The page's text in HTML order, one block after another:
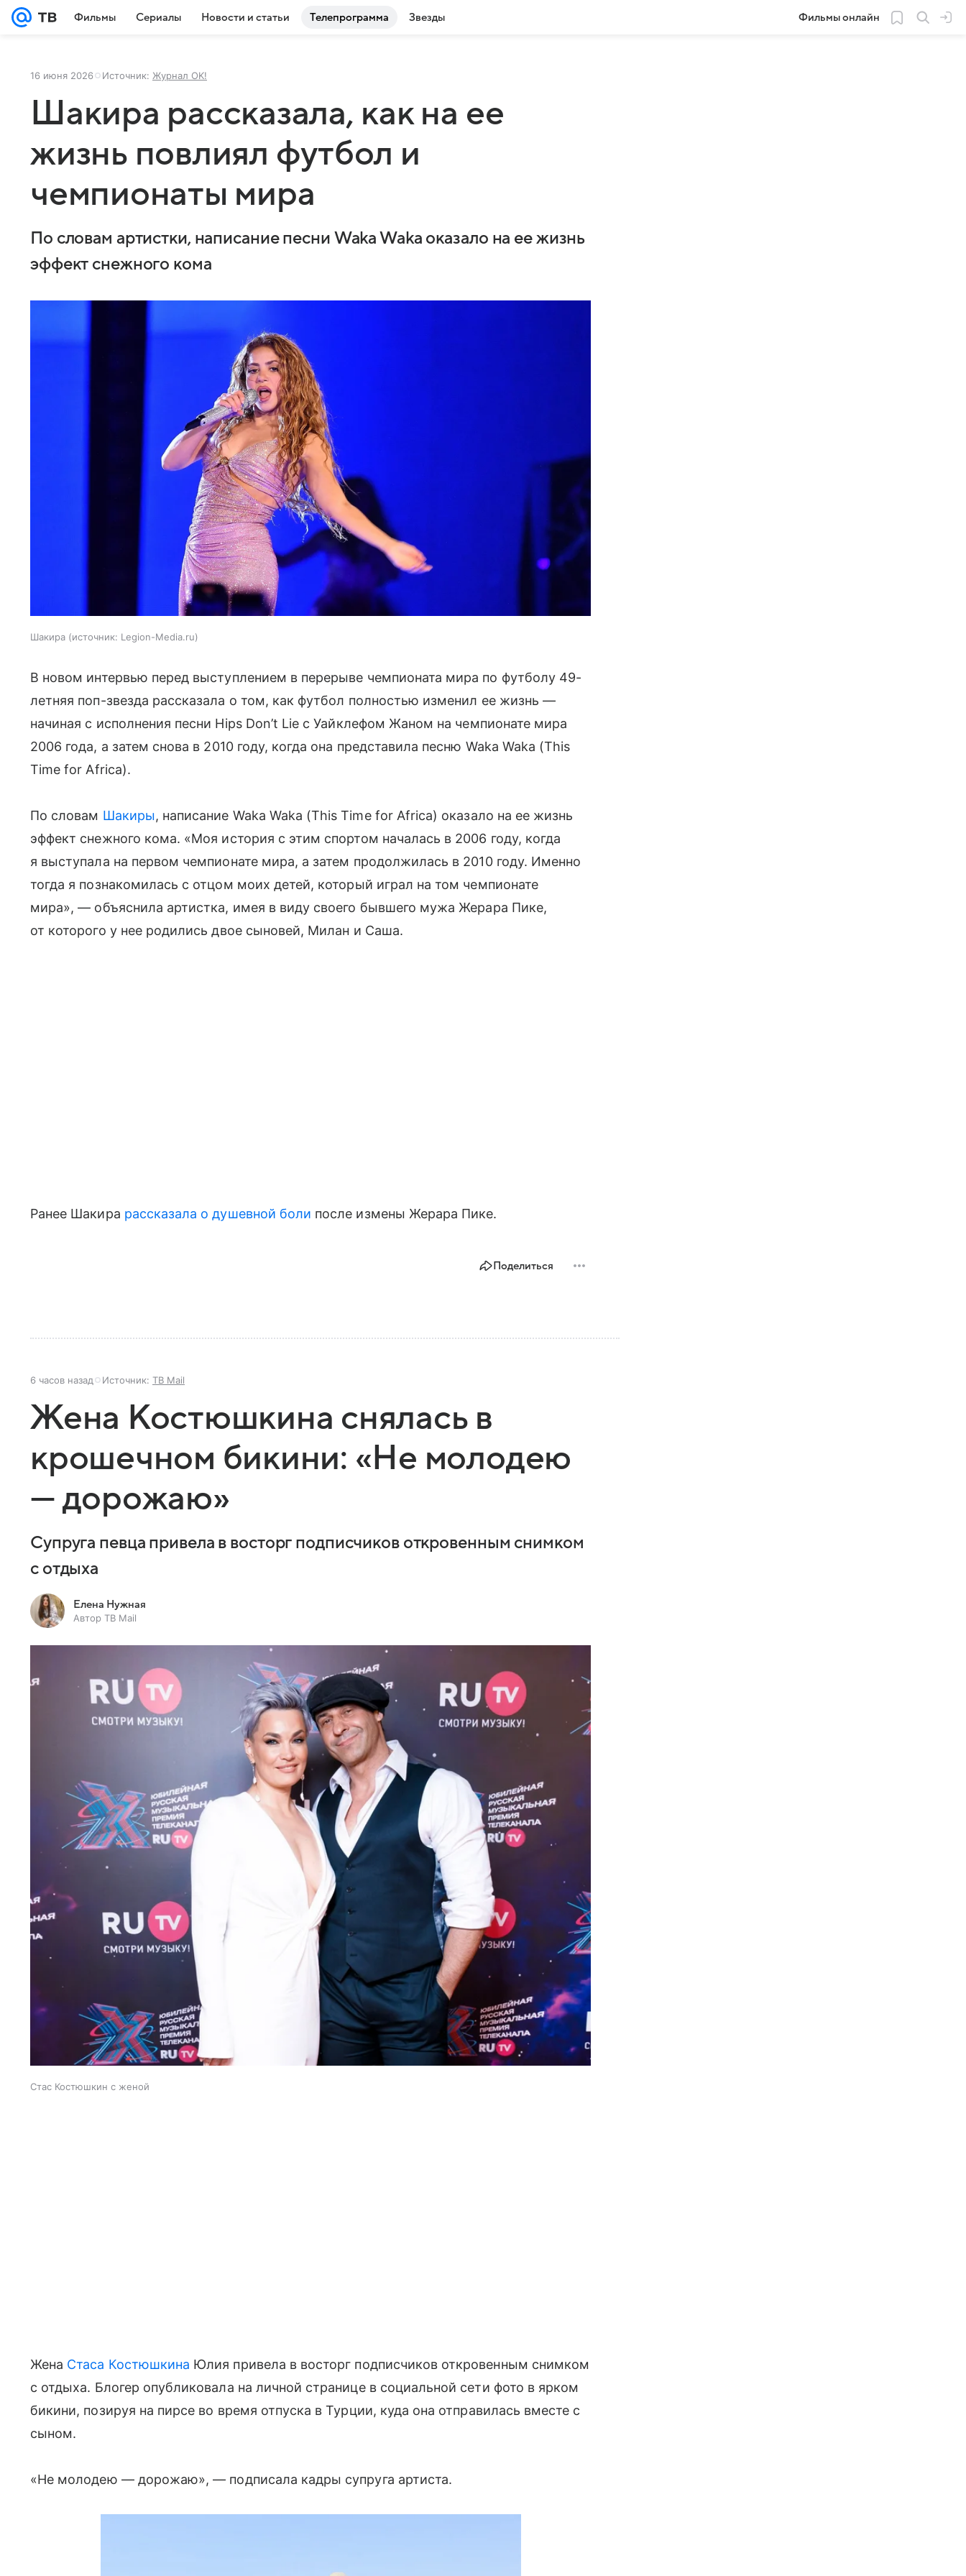
Фильмы Сериалы Новости и статьи Телепрограмма Звезды Фильмы онлайн
16 июня 2026 Источник: Журнал OK!
Шакира рассказала, как на ее
жизнь повлиял футбол и
чемпионаты мира
По словам артистки, написание песни Waka Waka оказало на ее жизнь
эффект снежного кома
Шакира источник: Legion-Media.ru
В новом интервью перед выступлением в перерыве чемпионата мира по футболу 49-
летняя поп-звезда рассказала о том, как футбол полностью изменил ее жизнь —
начиная с исполнения песни Hips Don’t Lie с Уайклефом Жаном на чемпионате мира
2006 года, а затем снова в 2010 году, когда она представила песню Waka Waka (This
Time for Africa).
По словам Шакиры, написание Waka Waka (This Time for Africa) оказало на ее жизнь
эффект снежного кома. «Моя история с этим спортом началась в 2006 году, когда
я выступала на первом чемпионате мира, а затем продолжилась в 2010 году. Именно
тогда я познакомилась с отцом моих детей, который играл на том чемпионате
мира», — объяснила артистка, имея в виду своего бывшего мужа Жерара Пике,
от которого у нее родились двое сыновей, Милан и Саша.
Ранее Шакира рассказала о душевной боли после измены Жерара Пике.
Поделиться
6 часов назад Источник: ТВ Mail
Жена Костюшкина снялась в
крошечном бикини: «Не молодею
— дорожаю»
Супруга певца привела в восторг подписчиков откровенным снимком
с отдыха
Елена Нужная
Автор ТВ Mail
Стас Костюшкин с женой
Жена Стаса Костюшкина Юлия привела в восторг подписчиков откровенным снимком
с отдыха. Блогер опубликовала на личной странице в социальной сети фото в ярком
бикини, позируя на пирсе во время отпуска в Турции, куда она отправилась вместе с
сыном.
«Не молодею — дорожаю», — подписала кадры супруга артиста.